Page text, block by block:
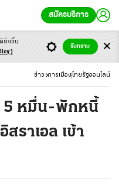
สมัครบริการ
ข่าว การเมือง ไทยรัฐออนไลน์
5 หมื่น-พักหนี้
ราเอล เข้า
ยิ่งขึ้น
รับทราบ